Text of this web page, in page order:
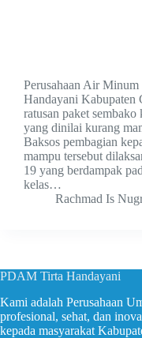
Perusahaan Air
Handayani Kabupaten
ratusan paket sembako
yang dinilai kurang
Baksos pembagian
mampu tersebut
19 yang berdampak
kelas…
Rachmad Is
PDAM Tirta Handayani
Kami adalah Perusahaan
profesional, sehat, dan
kepada masyarakat